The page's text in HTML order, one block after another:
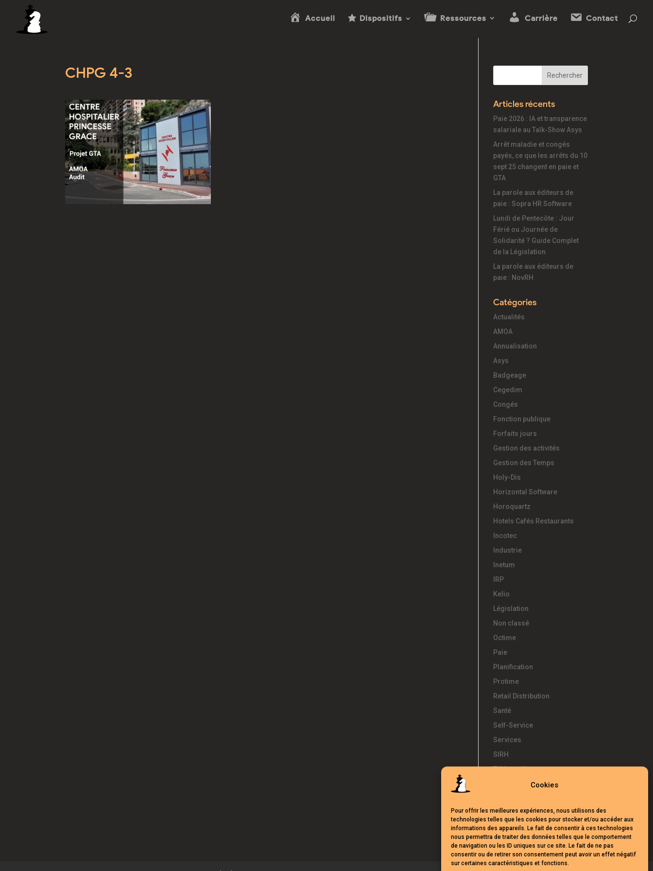
Cookies
Pour offrir les meilleures expériences, nous utilisons des
technologies telles que les cookies pour stocker et/ou accéder aux
informations des appareils. Le fait de consentir à ces technologies
nous permettra de traiter des données telles que le comportement
de navigation ou les ID uniques sur ce site. Le fait de ne pas
consentir ou de retirer son consentement peut avoir un effet négatif
sur certaines caractéristiques et fonctions.
Accueil Dispositifs Ressources Carrière Contact
CHPG 4-3
Articles récents
Paie 2026 : IA et transparence
salariale au Talk-Show Asys
Arrêt maladie et congés
payés, ce que les arrêts du 10
sept 25 changent en paie et
GTA
La parole aux éditeurs de
paie : Sopra HR Software
Lundi de Pentecôte : Jour
Férié ou Journée de
Solidarité ? Guide Complet
de la Législation
La parole aux éditeurs de
paie : NovRH
Catégories
Actualités
AMOA
Annualisation
Asys
Badgeage
Cegedim
Congés
Fonction publique
Forfaits jours
Gestion des activités
Gestion des Temps
Holy-Dis
Horizontal Software
Horoquartz
Hotels Cafés Restaurants
Incotec
Industrie
Inetum
IRP
Kelio
Législation
Non classé
Octime
Paie
Planification
Protime
Retail Distribution
Santé
Self-Service
Services
SIRH
Télétravail
Témoignages
UKG
Webinars